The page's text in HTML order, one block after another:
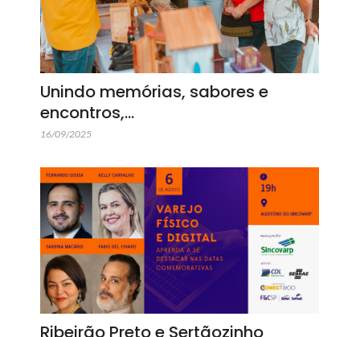
Unindo memórias, sabores e
encontros,…
16/09/2025
Ribeirão Preto e Sertãozinho